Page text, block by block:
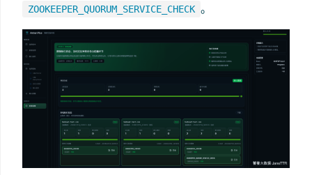
ZOOKEEPER_QUORUM_SERVICE_CHECK 。